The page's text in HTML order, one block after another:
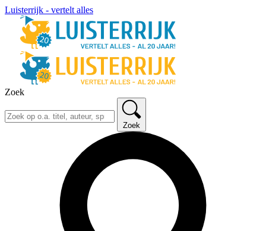
Luisterrijk - vertelt alles
Zoek
Zoek